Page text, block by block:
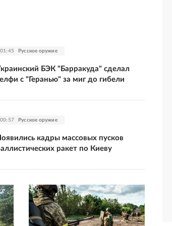
01:45 Русское оружие
БЭК "Барракуда" сделал
с "Геранью" за миг до гибели
00:57 Русское оружие
кадры массовых пусков
ракет по Киеву